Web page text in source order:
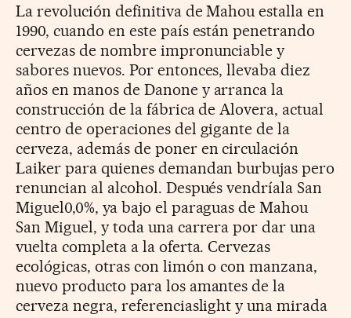
La revolución definitiva de Mahou estalla en
1990, cuando en este país están penetrando
cervezas de nombre impronunciable y
sabores nuevos. Por entonces, llevaba diez
años en manos de Danone y arranca la
construcción de la fábrica de Alovera, actual
centro de operaciones del gigante de la
cerveza, además de poner en circulación
Laiker para quienes demandan burbujas pero
renuncian al alcohol. Después vendríala San
Miguel0,0%, ya bajo el paraguas de Mahou
San Miguel, y toda una carrera por dar una
vuelta completa a la oferta. Cervezas
ecológicas, otras con limón o con manzana,
nuevo producto para los amantes de la
cerveza negra, referenciaslight y una mirada